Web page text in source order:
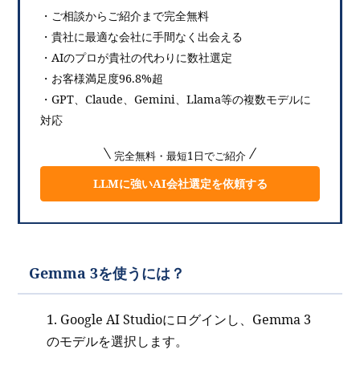
・ご相談からご紹介まで完全無料
・貴社に最適な会社に手間なく出会える
・AIのプロが貴社の代わりに数社選定
・お客様満足度96.8%超
・GPT、Claude、Gemini、Llama等の複数モデルに
対応
完全無料・最短1日でご紹介
LLMに強いAI会社選定を依頼する
Gemma 3を使うには？
Google AI Studioにログインし、Gemma 3
のモデルを選択します。